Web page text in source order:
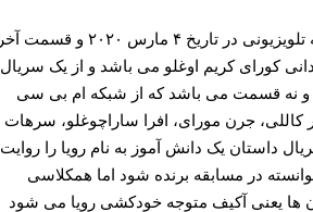
سریال معلم یکی از سریال های ترکی است، قسمت اول این مجموعه تلویزیونی در تاریخ ۴ مارس ۲۰۲۰ و قسمت آخر
این سریال به کارگردانی کورای کریم اوغلو می باشد و از یک سریال
و نه قسمت می باشد که از شبکه ام بی سی
جرن مورای، افرا ساراچوغلو، سرهات
داستان یک دانش آموز به نام رویا را روایت
در مسابقه برنده شود اما همکلاسی
ها یعنی آکیف متوجه خودکشی رویا می شود